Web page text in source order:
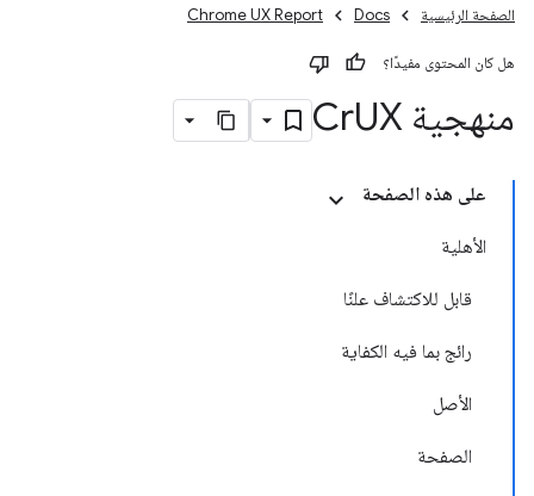
الصفحة الرئيسية Docs
Chrome UX Report
هل كان المحتوى مفيدًا؟
منهجية Cr UX
على هذه الصفحة
الأهلية
قابل للاكتشاف علنًا
رائج بما فيه الكفاية
الأصل
الصفحة